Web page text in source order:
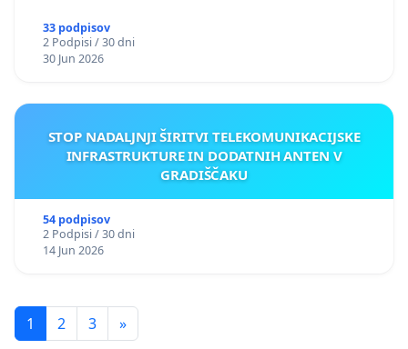
33 podpisov
2 Podpisi / 30 dni
30 Jun 2026
STOP NADALJNJI ŠIRITVI TELEKOMUNIKACIJSKE
INFRASTRUKTURE IN DODATNIH ANTEN V
GRADIŠČAKU
54 podpisov
2 Podpisi / 30 dni
14 Jun 2026
1 2 3 »